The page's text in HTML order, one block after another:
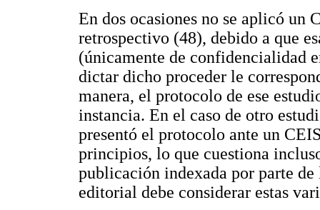
En dos ocasiones no se aplicó un
retrospectivo (48), debido a que
(únicamente de confidencialidad
dictar dicho proceder le
manera, el protocolo de ese
instancia. En el caso de otro
presentó el protocolo ante un
principios, lo que cuestiona
publicación indexada por parte
editorial debe considerar estas